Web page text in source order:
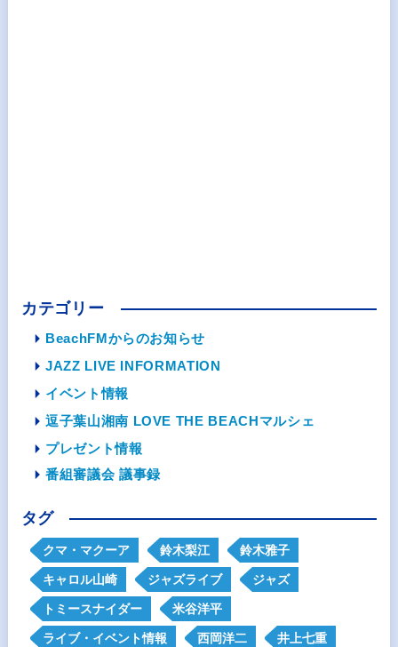
カテゴリー
BeachFMからのお知らせ
JAZZ LIVE INFORMATION
イベント情報
逗子葉山湘南 LOVE THE BEACHマルシェ
プレゼント情報
番組審議会 議事録
タグ
クマ・マクーア 鈴木梨江 鈴木雅子
キャロル山崎 ジャズライブ ジャズ
トミースナイダー 米谷洋平
ライブ・イベント情報 西岡洋二 井上七重